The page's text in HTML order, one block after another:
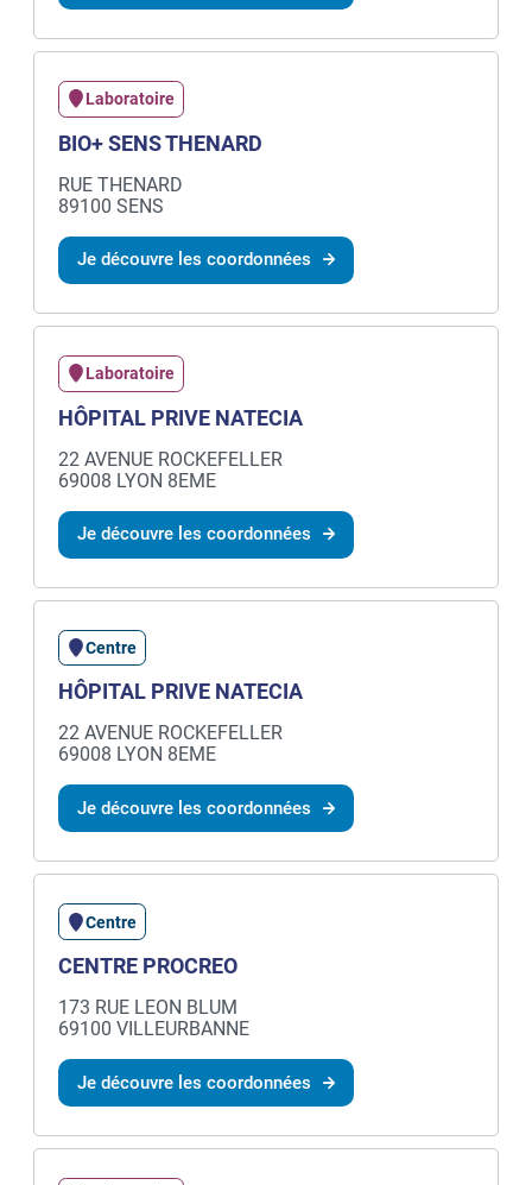
Laboratoire
BIO+ SENS THENARD
RUE THENARD
89100 SENS
Je découvre les coordonnées
Laboratoire
HÔPITAL PRIVE NATECIA
22 AVENUE ROCKEFELLER
69008 LYON 8EME
Je découvre les coordonnées
Centre
HÔPITAL PRIVE NATECIA
22 AVENUE ROCKEFELLER
69008 LYON 8EME
Je découvre les coordonnées
Centre
CENTRE PROCREO
173 RUE LEON BLUM
69100 VILLEURBANNE
Je découvre les coordonnées